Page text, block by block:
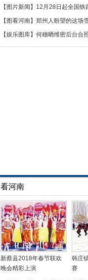
【 图片新闻 】 12月28日起全国铁
【 图看河南】 郑州人盼望的这场
【娱乐图库】 何穗晒维密后台合
看河南
新蔡县2018年春节联欢
晚会精彩上演
韩庄
赛